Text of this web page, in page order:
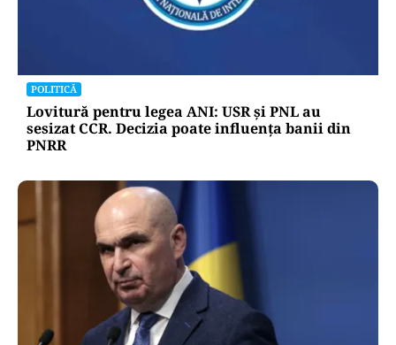
POLITICĂ
Lovitură pentru legea ANI: USR și PNL au
sesizat CCR. Decizia poate influența banii din
PNRR